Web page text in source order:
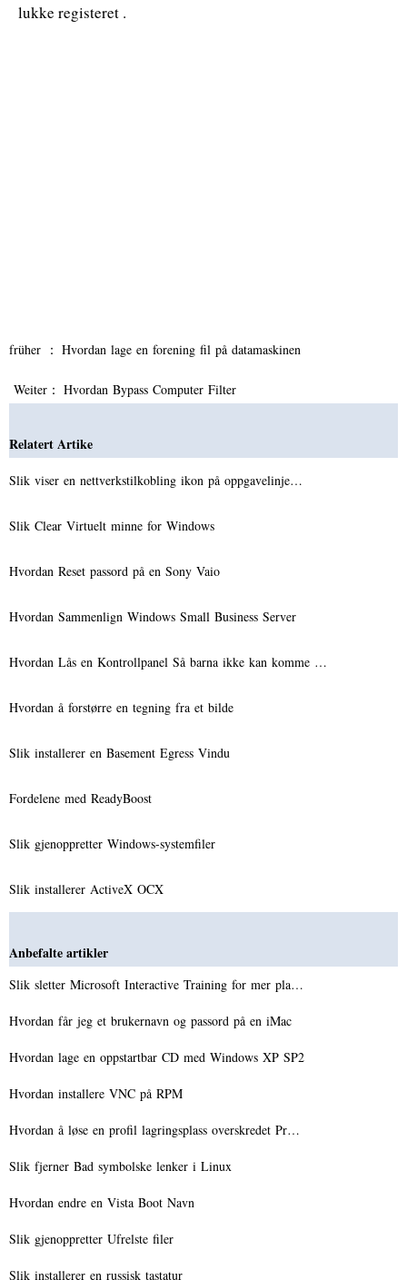
lukke registeret .
früher ： Hvordan lage en forening fil på datamaskinen
Weiter： Hvordan Bypass Computer Filter
Relatert Artike
Slik viser en nettverkstilkobling ikon på oppgavelinje…
Slik Clear Virtuelt minne for Windows
Hvordan Reset passord på en Sony Vaio
Hvordan Sammenlign Windows Small Business Server
Hvordan Lås en Kontrollpanel Så barna ikke kan komme …
Hvordan å forstørre en tegning fra et bilde
Slik installerer en Basement Egress Vindu
Fordelene med ReadyBoost
Slik gjenoppretter Windows-systemfiler
Slik installerer ActiveX OCX
Anbefalte artikler
Slik sletter Microsoft Interactive Training for mer pla…
Hvordan får jeg et brukernavn og passord på en iMac
Hvordan lage en oppstartbar CD med Windows XP SP2
Hvordan installere VNC på RPM
Hvordan å løse en profil lagringsplass overskredet Pr…
Slik fjerner Bad symbolske lenker i Linux
Hvordan endre en Vista Boot Navn
Slik gjenoppretter Ufrelste filer
Slik installerer en russisk tastatur